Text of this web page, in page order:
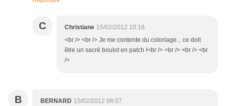
C Christiane 15/02/2012 10:16
<br /> <br /> Je me contente du coloriage... ce doit
être un sacré boulot en patch !<br /> <br /> <br /> <br
/>
B BERNARD 15/02/2012 08:07